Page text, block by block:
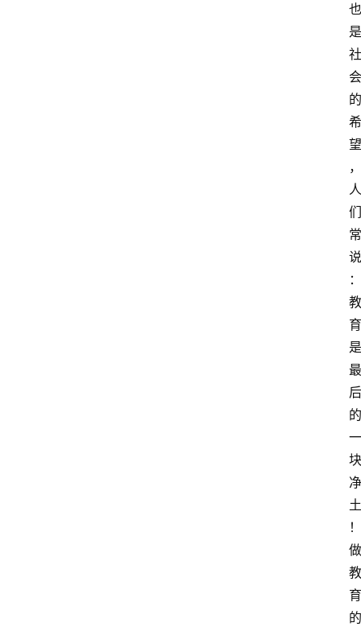
也
是
社
会
的
希
望
，
人
们
常
说
：
教
育
是
最
后
的
一
块
净
土
！
做
教
育
的